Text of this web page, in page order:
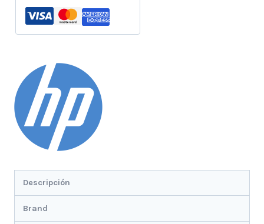
2.3ghz-
8gb-
Plateado
Natural-
15.6"Hd-
W11
Descripción
Brand